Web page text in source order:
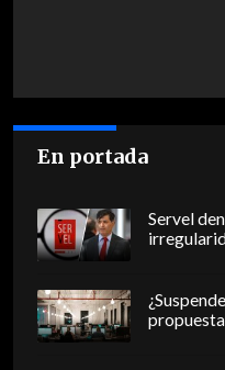
En portada
Servel